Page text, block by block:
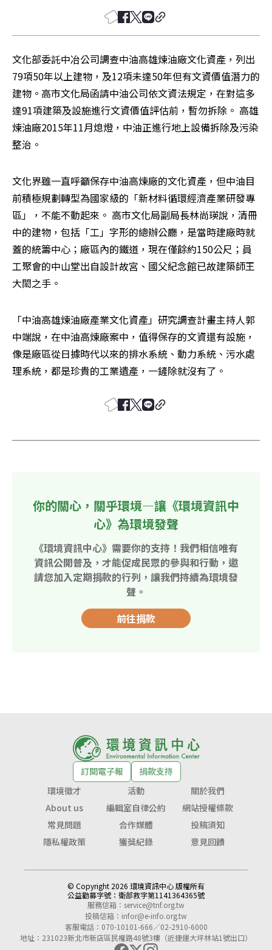
文化部委託中冶公司調查中油高雄煉油廠文化資產，列出
79項50年以上建物，及12項未達50年但有文資價值潛力的
建物。高市文化局函請中油公司依文資法規定，在對這多
達91項建築及設施進行文資價值評估前，暫勿拆除。 高雄
煉油廠2015年11月熄燈，中油正進行地上設備拆除及污染
整治。
文化界雖一直呼籲保存中油高煉廠的文化資產，但中油目
前積極規劃轉型為國家級的「新材料循環經濟產業研發專
區」，不能不動起來。 高市文化局副局長林尚瑛說，清冊
中的建物，包括「工」字形的總辦公廳，是當時建廠時就
蓋的統籌中心；廠區內的鐵道，現在僅餘約150公尺；員
工聚會的中山堂出自設計故宮、國父紀念館已故建築師王
大閎之手。
「中油高雄煉油廠產業文化資產」研究調查計畫主持人郭
中端說，在中油高煉廠案中，值得保存的文資還有設施，
像是廠區從日據時代以來的排水系統、動力系統、污水處
理系統，都是珍貴的工業遺產，一鏟除就沒有了。
你的關心，關乎環境—讓《環境資訊中
心》為環境發聲
《環境資訊中心》需要你的支持！我們相信唯有
資訊公開普及，才能促成民眾的參與和行動，邀
請您加入定期捐款的行列，讓我們持續為環境發
聲。
前往捐款
訂閱電子報
捐款支持
環境徵才
活動
關於我們
About us
編輯室自律公約
網站授權條款
常見問題
合作媒體
投稿須知
隱私權政策
獲獎紀錄 意見回饋
© Copyright 2026 環境資訊中心 版權所有
公益勸募字號： 衛部救字第1141364365號
服務信箱： service@tnf.org.tw
投稿信箱： infor@e-info.org.tw
客服電話：070-10101-666／02-2910-6000
地址：231023新北市新店區民權路48號3樓（近捷運大坪林站1號出口）